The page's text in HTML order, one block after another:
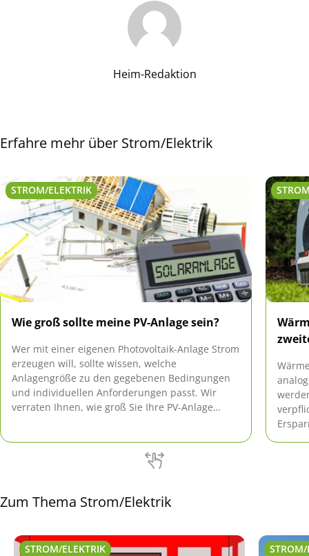
Heim-Redaktion
Erfahre mehr über Strom/Elektrik
STROM/ELEKTRIK
Wie groß sollte meine PV-Anlage sein?
Wer mit einer eigenen Photovoltaik-Anlage Strom
erzeugen will, sollte wissen, welche
Anlagengröße zu den gegebenen Bedingungen
und individuellen Anforderungen passt. Wir
verraten Ihnen, wie groß Sie Ihre PV-Anlage
Zum Thema Strom/Elektrik
STROM/ELEKTRIK STROM/